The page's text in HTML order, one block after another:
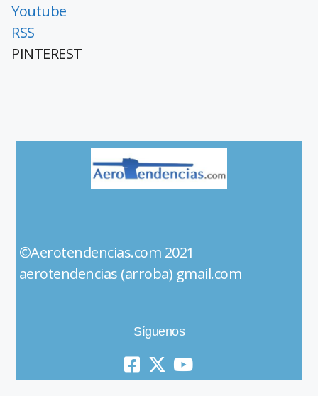
Youtube
RSS
PINTEREST
©Aerotendencias.com 2021
aerotendencias (arroba) gmail.com
Síguenos